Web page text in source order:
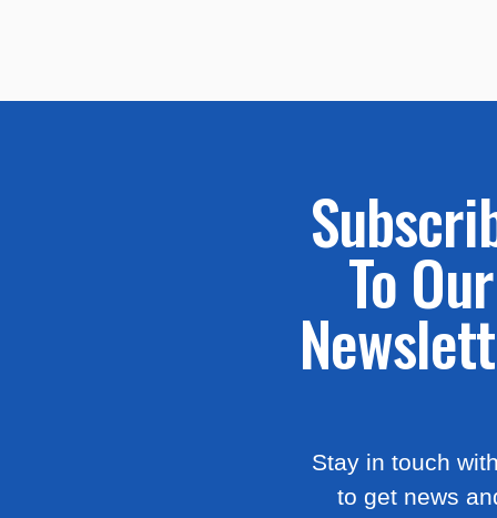
To Our
Stay in touch
to get news